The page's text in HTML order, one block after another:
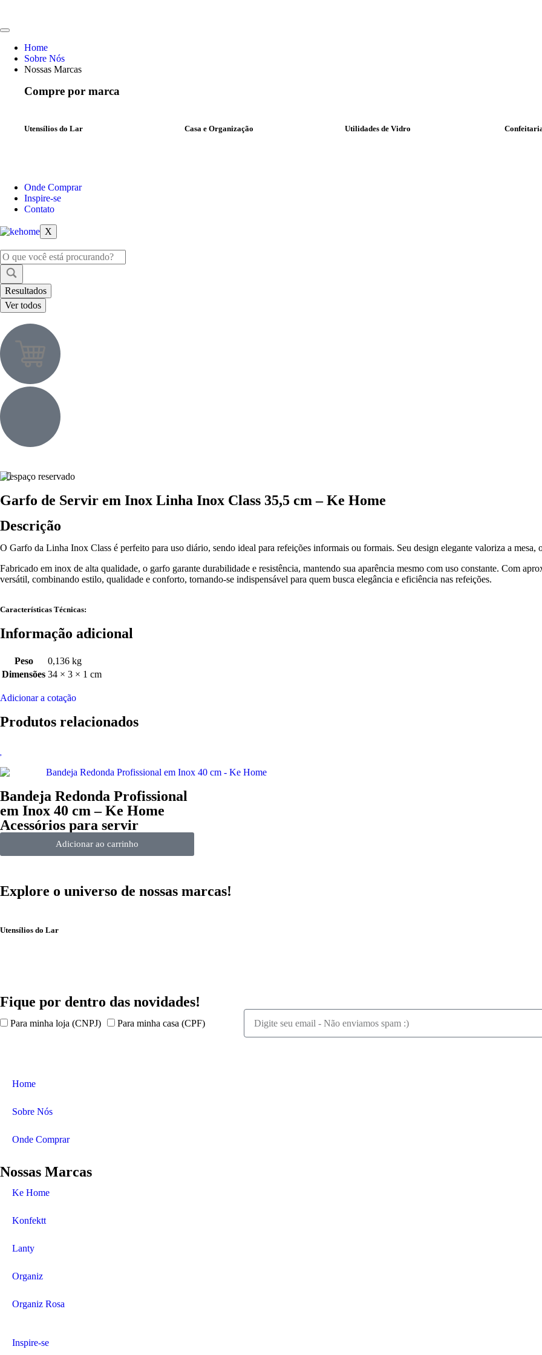
Home
Sobre Nós
Nossas Marcas
Compre por marca
Utensílios do Lar Casa e Organização Utilidades de Vidro
Onde Comprar
Inspire-se
Contato
X
Resultados
Ver todos
Garfo de Servir em Inox Linha Inox Class 35,5 cm – Ke Home
Descrição
O Garfo da Linha Inox Class é perfeito para uso diário, sendo ideal para refeições informais ou formais. Seu design elegante valoriza a mesa,
Fabricado em inox de alta qualidade, o garfo garante durabilidade e resistência, mantendo sua aparência mesmo com uso constante. Com
versátil, combinando estilo, qualidade e conforto, tornando-se indispensável para quem busca elegância e eficiência nas refeições.
Características Técnicas:
Informação adicional
Peso
0,136 kg
Dimensões 34 × 3 × 1 cm
Adicionar a cotação
Produtos relacionados
Bandeja Redonda Profissional
em Inox 40 cm – Ke Home
Acessórios para servir
Adicionar ao carrinho
Explore o universo de nossas marcas!
Utensílios do Lar
Fique por dentro das novidades!
Para minha loja (CNPJ) Para minha casa (CPF)
Home
Sobre Nós
Onde Comprar
Nossas Marcas
Ke Home
Konfektt
Lanty
Organiz
Organiz Rosa
Inspire-se